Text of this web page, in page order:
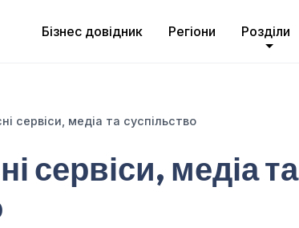
Бізнес довідник Регіони Розділи
сервіси, медіа та суспільство
сервіси, медіа та